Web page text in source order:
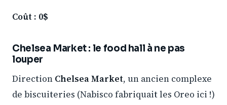
Coût : 0$
Chelsea Market : le food hall à ne pas
louper
Direction Chelsea Market, un ancien complexe
de biscuiteries (Nabisco fabriquait les Oreo ici !)